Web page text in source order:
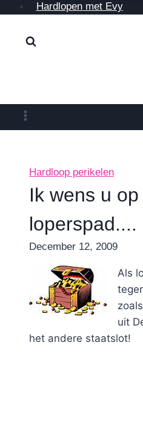
Hardlopen met Evy
Hardloop perikelen
Ik wens u
loperspad....
ByNicole
December 12, 2009
Als
uit
het andere staatslot!